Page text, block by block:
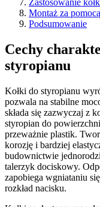
Zastosowanie
Montaż za
Podsumowanie
Cechy
styropianu
Kołki do styropianu
pozwala na stabilne
składa się zazwyczaj z
styropian do
przeważnie plastik.
korozję i bardziej
budownictwie
talerzyk dociskowy.
zapobiega wgniataniu
rozkład nacisku.